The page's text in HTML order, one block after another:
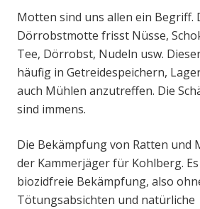
Motten sind uns allen ein Begriff.
Dörrobstmotte frisst Nüsse,
Tee, Dörrobst, Nudeln usw.
häufig in Getreidespeichern,
auch Mühlen anzutreffen. Die
sind immens.
Die Bekämpfung von Ratten und
der Kammerjäger für Kohlberg.
biozidfreie Bekämpfung, also
Tötungsabsichten und natürliche